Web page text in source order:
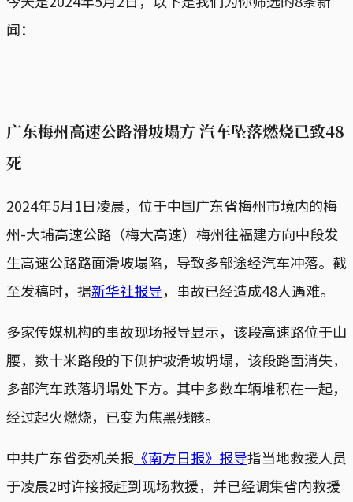
闻：
广东梅州高速公路滑坡塌方 汽车坠落燃烧已致48
死
2024年5月1日凌晨，位于中国广东省梅州市境内的梅
州-大埔高速公路（梅大高速）梅州往福建方向中段发
生高速公路路面滑坡塌陷，导致多部途经汽车冲落。截
至发稿时，据新华社报导，事故已经造成48人遇难。
多家传媒机构的事故现场报导显示，该段高速路位于山
腰，数十米路段的下侧护坡滑坡坍塌，该段路面消失，
多部汽车跌落坍塌处下方。其中多数车辆堆积在一起，
经过起火燃烧，已变为焦黑残骸。
中共广东省委机关报 《南方日报》报导指当地救援人员
于凌晨2时许接报赶到现场救援，并已经调集省内救援